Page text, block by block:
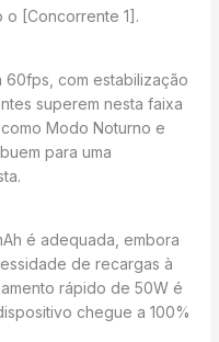
o [Concorrente 1].
com estabilização
superem nesta faixa
Modo Noturno e
para uma
é adequada, embora
de recargas à
rápido de 50W é
chegue a 100%